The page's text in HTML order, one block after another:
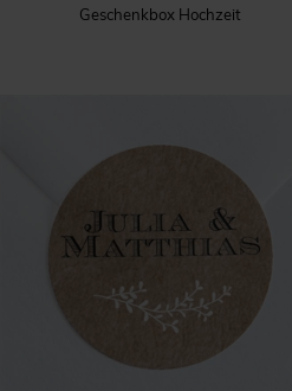
Geschenkbox Hochzeit